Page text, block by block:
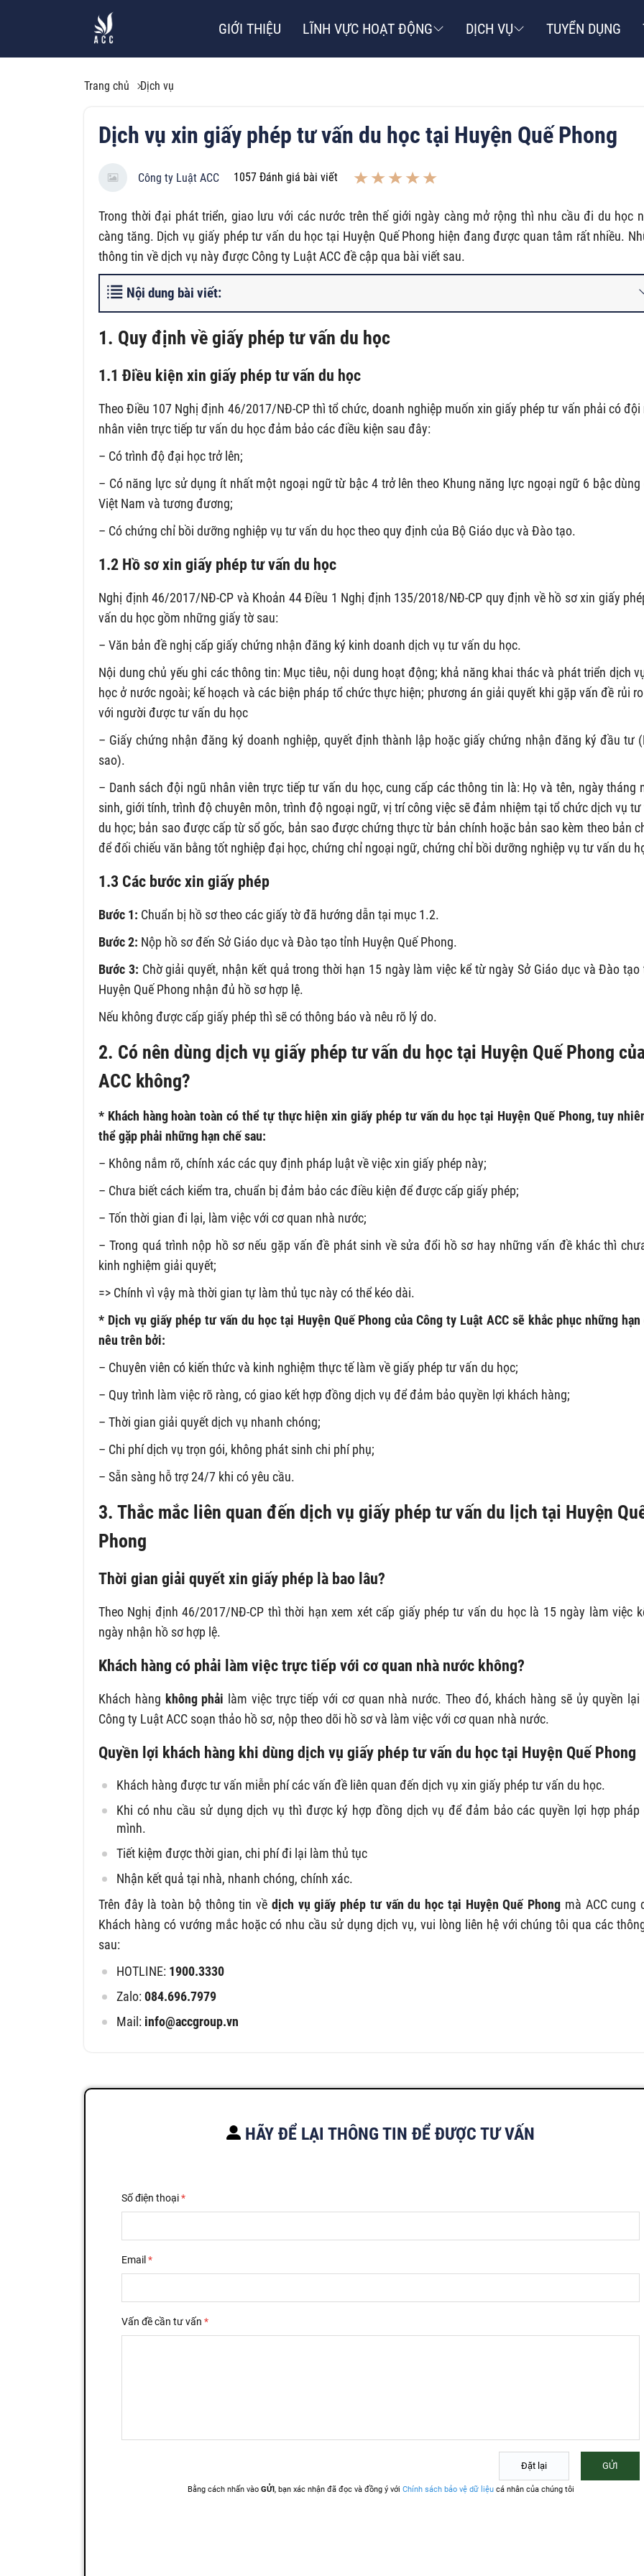
GIỚI THIỆU LĨNH VỰC HOẠT ĐỘNG DỊCH VỤ TUYỂN DỤNG
Trang chủ Dịch vụ
Dịch vụ xin giấy phép tư vấn du học tại Huyện Quế Phong
Công ty Luật ACC 1057 Đánh giá bài viết
Trong thời đại phát triển, giao lưu với các nước trên thế giới ngày càng mở rộng thì nhu cầu đi du học
càng tăng. Dịch vụ giấy phép tư vấn du học tại Huyện Quế Phong hiện đang được quan tâm rất nhiều.
thông tin về dịch vụ này được Công ty Luật ACC đề cập qua bài viết sau.
Nội dung bài viết:
1. Quy định về giấy phép tư vấn du học
1.1 Điều kiện xin giấy phép tư vấn du học
Theo Điều 107 Nghị định 46/2017/NĐ-CP thì tổ chức, doanh nghiệp muốn xin giấy phép tư vấn phải có đội
nhân viên trực tiếp tư vấn du học đảm bảo các điều kiện sau đây:
– Có trình độ đại học trở lên;
– Có năng lực sử dụng ít nhất một ngoại ngữ từ bậc 4 trở lên theo Khung năng lực ngoại ngữ 6 bậc dùng
Việt Nam và tương đương;
– Có chứng chỉ bồi dưỡng nghiệp vụ tư vấn du học theo quy định của Bộ Giáo dục và Đào tạo.
1.2 Hồ sơ xin giấy phép tư vấn du học
Nghị định 46/2017/NĐ-CP và Khoản 44 Điều 1 Nghị định 135/2018/NĐ-CP quy định về hồ sơ xin giấy
vấn du học gồm những giấy tờ sau:
– Văn bản đề nghị cấp giấy chứng nhận đăng ký kinh doanh dịch vụ tư vấn du học.
Nội dung chủ yếu ghi các thông tin: Mục tiêu, nội dung hoạt động; khả năng khai thác và phát triển dịch
học ở nước ngoài; kế hoạch và các biện pháp tổ chức thực hiện; phương án giải quyết khi gặp vấn đề rủi
với người được tư vấn du học
– Giấy chứng nhận đăng ký doanh nghiệp, quyết định thành lập hoặc giấy chứng nhận đăng ký đầu tư
sao).
– Danh sách đội ngũ nhân viên trực tiếp tư vấn du học, cung cấp các thông tin là: Họ và tên, ngày tháng
sinh, giới tính, trình độ chuyên môn, trình độ ngoại ngữ, vị trí công việc sẽ đảm nhiệm tại tổ chức dịch vụ tư
du học; bản sao được cấp từ sổ gốc, bản sao được chứng thực từ bản chính hoặc bản sao kèm theo bản
để đối chiếu văn bằng tốt nghiệp đại học, chứng chỉ ngoại ngữ, chứng chỉ bồi dưỡng nghiệp vụ tư vấn du
1.3 Các bước xin giấy phép
Bước 1: Chuẩn bị hồ sơ theo các giấy tờ đã hướng dẫn tại mục 1.2.
Bước 2: Nộp hồ sơ đến Sở Giáo dục và Đào tạo tỉnh Huyện Quế Phong.
Bước 3: Chờ giải quyết, nhận kết quả trong thời hạn 15 ngày làm việc kể từ ngày Sở Giáo dục và Đào tạo
Huyện Quế Phong nhận đủ hồ sơ hợp lệ.
Nếu không được cấp giấy phép thì sẽ có thông báo và nêu rõ lý do.
2. Có nên dùng dịch vụ giấy phép tư vấn du học tại Huyện Quế Phong
ACC không?
* Khách hàng hoàn toàn có thể tự thực hiện xin giấy phép tư vấn du học tại Huyện Quế Phong, tuy
thể gặp phải những hạn chế sau:
– Không nắm rõ, chính xác các quy định pháp luật về việc xin giấy phép này;
– Chưa biết cách kiểm tra, chuẩn bị đảm bảo các điều kiện để được cấp giấy phép;
– Tốn thời gian đi lại, làm việc với cơ quan nhà nước;
– Trong quá trình nộp hồ sơ nếu gặp vấn đề phát sinh về sửa đổi hồ sơ hay những vấn đề khác thì
kinh nghiệm giải quyết;
=> Chính vì vậy mà thời gian tự làm thủ tục này có thể kéo dài.
* Dịch vụ giấy phép tư vấn du học tại Huyện Quế Phong của Công ty Luật ACC sẽ khắc phục những hạn
nêu trên bởi:
– Chuyên viên có kiến thức và kinh nghiệm thực tế làm về giấy phép tư vấn du học;
– Quy trình làm việc rõ ràng, có giao kết hợp đồng dịch vụ để đảm bảo quyền lợi khách hàng;
– Thời gian giải quyết dịch vụ nhanh chóng;
– Chi phí dịch vụ trọn gói, không phát sinh chi phí phụ;
– Sẵn sàng hỗ trợ 24/7 khi có yêu cầu.
3. Thắc mắc liên quan đến dịch vụ giấy phép tư vấn du lịch tại Huyện
Phong
Thời gian giải quyết xin giấy phép là bao lâu?
Theo Nghị định 46/2017/NĐ-CP thì thời hạn xem xét cấp giấy phép tư vấn du học là 15 ngày làm việc
ngày nhận hồ sơ hợp lệ.
Khách hàng có phải làm việc trực tiếp với cơ quan nhà nước không?
Khách hàng không phải làm việc trực tiếp với cơ quan nhà nước. Theo đó, khách hàng sẽ ủy quyền lại
Công ty Luật ACC soạn thảo hồ sơ, nộp theo dõi hồ sơ và làm việc với cơ quan nhà nước.
Quyền lợi khách hàng khi dùng dịch vụ giấy phép tư vấn du học tại Huyện Quế Phong
Khách hàng được tư vấn miễn phí các vấn đề liên quan đến dịch vụ xin giấy phép tư vấn du học.
Khi có nhu cầu sử dụng dịch vụ thì được ký hợp đồng dịch vụ để đảm bảo các quyền lợi hợp pháp
mình.
Tiết kiệm được thời gian, chi phí đi lại làm thủ tục
Nhận kết quả tại nhà, nhanh chóng, chính xác.
Trên đây là toàn bộ thông tin về dịch vụ giấy phép tư vấn du học tại Huyện Quế Phong mà ACC cung
Khách hàng có vướng mắc hoặc có nhu cầu sử dụng dịch vụ, vui lòng liên hệ với chúng tôi qua các
sau:
HOTLINE: 1900.3330
Zalo:084.696.7979
Mail: info@accgroup.vn
HÃY ĐỂ LẠI THÔNG TIN ĐỂ ĐƯỢC TƯ VẤN